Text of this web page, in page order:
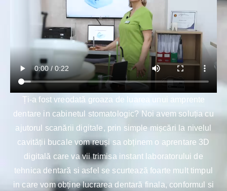
Ți-a fost vreodată groaza de luarea unui amprente
dentare in cabinetul stomatologic? Noi avem soluția cu
ajutorul scanării digitale, prin simple mișcări la nivelul
cavității bucale vom reuși sa obținem o aprentare 3D
digitală care va vii trimisa instant laboratorului de
tehnica dentară si asfel se scurtează foarte mult timpul
in care vom obține lucrarea dentară finala, conformul si